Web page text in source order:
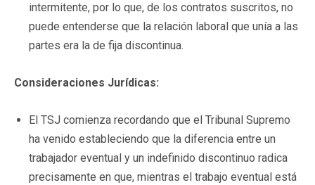
intermitente, por lo que, de los contratos suscritos, no
puede entenderse que la relación laboral que unía a las
partes era la de fija discontinua.
Consideraciones Jurídicas:
El TSJ comienza recordando que el Tribunal Supremo
ha venido estableciendo que la diferencia entre un
trabajador eventual y un indefinido discontinuo radica
precisamente en que, mientras el trabajo eventual está